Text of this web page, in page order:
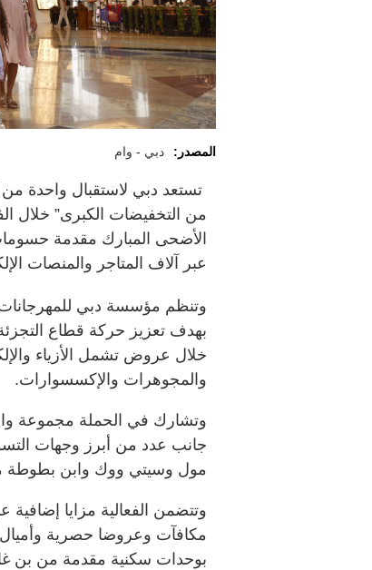
المصدر: دبي - وام
عبر آلاف المتاجر والمنصات
وتنظم مؤسسة دبي للمهرجانات
بهدف تعزيز حركة قطاع
خلال عروض تشمل الأزياء
والمجوهرات والإكسسوارات.
وتشارك في الحملة مجموعة
جانب عدد من أبرز وجهات
مول وسيتي ووك وابن بطوطة
وتتضمن الفعالية مزايا إضافية
مكافآت وعروضا حصرية وأميال
بوحدات سكنية مقدمة من بن